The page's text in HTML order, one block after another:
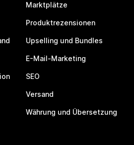
Marktplätze
Produktrezensionen
Upselling und Bundles
E-Mail-Marketing
SEO
Versand
Währung und Übersetzung